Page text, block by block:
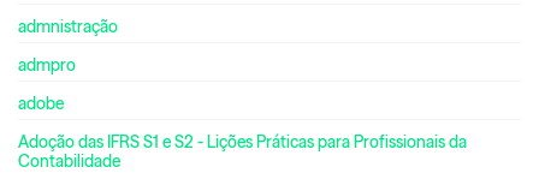
admnistração
admpro
adobe
Adoção das IFRS S1 e S2 - Lições Práticas para Profissionais da
Contabilidade